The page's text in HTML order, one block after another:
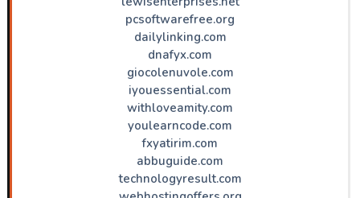
pcsoftwarefree.org
dailylinking.com
dnafyx.com
giocolenuvole.com
iyouessential.com
withloveamity.com
youlearncode.com
fxyatirim.com
abbuguide.com
technologyresult.com